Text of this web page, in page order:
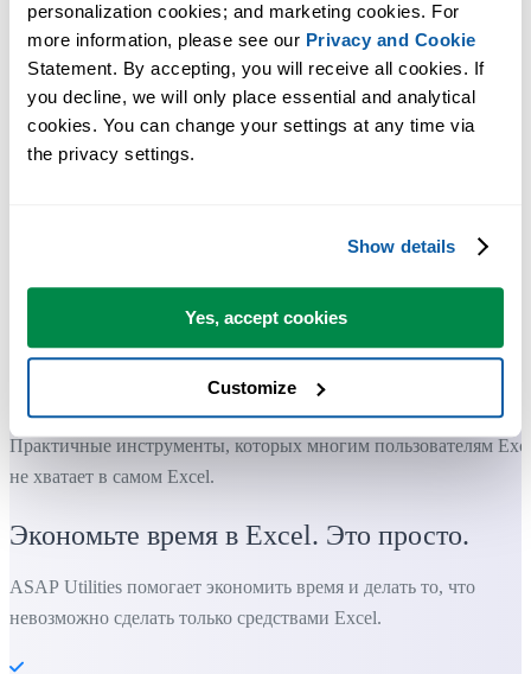
personalization cookies; and marketing cookies. For
more information, please see our Privacy and Cookie
Statement. By accepting, you will receive all cookies. If
you decline, we will only place essential and analytical
cookies. You can change your settings at any time via
the privacy settings.
Show details
Yes, accept cookies
Customize
Практичные инструменты, которых многим пользователям
не хватает в самом Excel.
Экономьте время в Excel. Это просто.
ASAP Utilities помогает экономить время и делать то, что
невозможно сделать только средствами Excel.